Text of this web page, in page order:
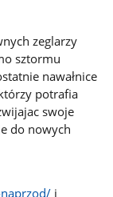
zeglarzy
sztormu
nawałnice
potrafia
swoje
do nowych
i